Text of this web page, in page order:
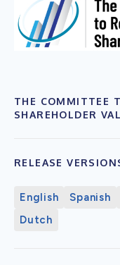
THE COMMITTEE
SHAREHOLDER
RELEASE
English Spanish
Dutch